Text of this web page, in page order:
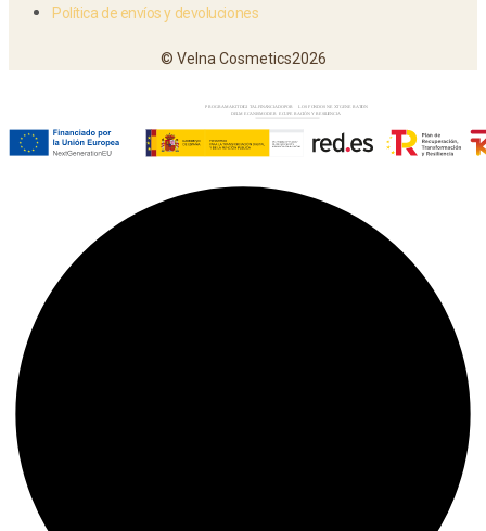
Política de envíos y devoluciones
© Velna Cosmetics2026